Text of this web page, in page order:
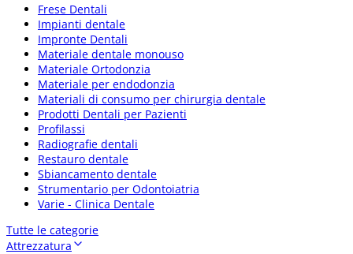
Frese Dentali
Impianti dentale
Impronte Dentali
Materiale dentale monouso
Materiale Ortodonzia
Materiale per endodonzia
Materiali di consumo per chirurgia dentale
Prodotti Dentali per Pazienti
Profilassi
Radiografie dentali
Restauro dentale
Sbiancamento dentale
Strumentario per Odontoiatria
Varie - Clinica Dentale
Tutte le categorie
Attrezzatura